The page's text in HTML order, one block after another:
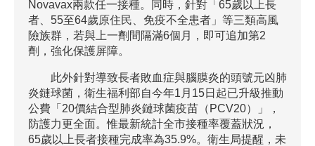
Novavax兩款任一接種。同時，針對「65歲以上長
者、55至64歲原住民、免疫不全患者」等三類高風
險族群，若與上一劑間隔滿6個月，即可追加第2
劑，強化保護屏障。
此外針對導致長者敗血症與腦膜炎的頭號元凶肺
炎鏈球菌，衛生福利部自今年1月15日起已升級推動
公費「20價結合型肺炎鏈球菌疫苗（PCV20）」，
防護力更全面。惟最新統計全市接種率覆蓋狀況，
65歲以上長者接種完成率為35.9%。衛生局提醒，未